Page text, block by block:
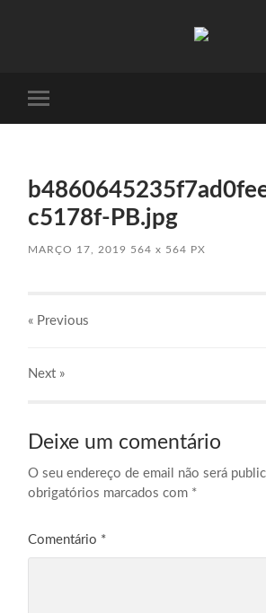
mobile
c5178f-PB.jpg
MARÇO 17, 2019 564x 564 PX
« Previous
Next »
Deixe um comentário
O seu endereço de email não será
obrigatórios marcados com *
Comentário *